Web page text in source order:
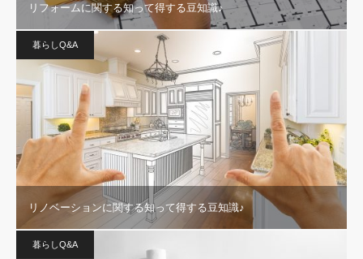
リフォームに関する知って得する豆知識♪
暮らしQ&A
リノベーションに関する知って得する豆知識♪
暮らしQ&A